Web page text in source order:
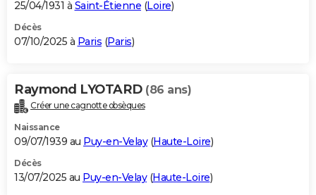
25/04/1931 à Saint-Étienne (Loire)
Décès
07/10/2025 à Paris (Paris)
Raymond LYOTARD (86 ans)
Créer une cagnotte obsèques
Naissance
09/07/1939 au Puy-en-Velay(Haute-Loire)
Décès
13/07/2025 au Puy-en-Velay(Haute-Loire)